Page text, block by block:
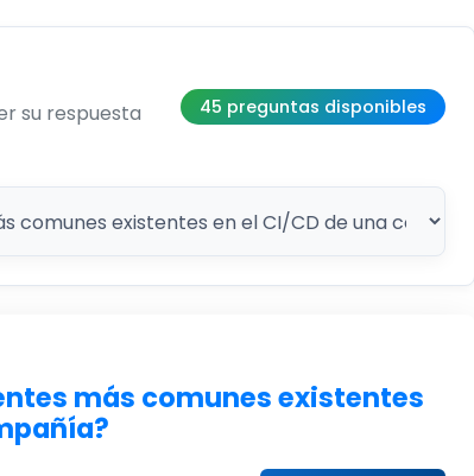
su respuesta
45 preguntas disponibles
más comunes existentes